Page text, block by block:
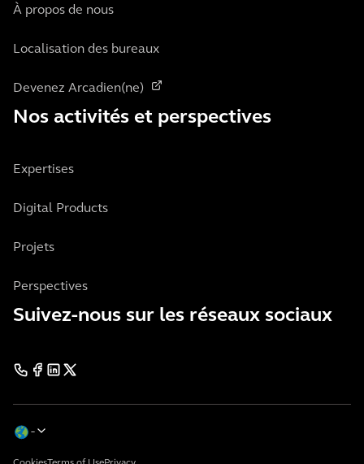
À propos de nous
Localisation des bureaux
Devenez Arcadien(ne)
Nos activités et perspectives
Expertises
Digital Products
Projets
Perspectives
Suivez-nous sur les réseaux sociaux